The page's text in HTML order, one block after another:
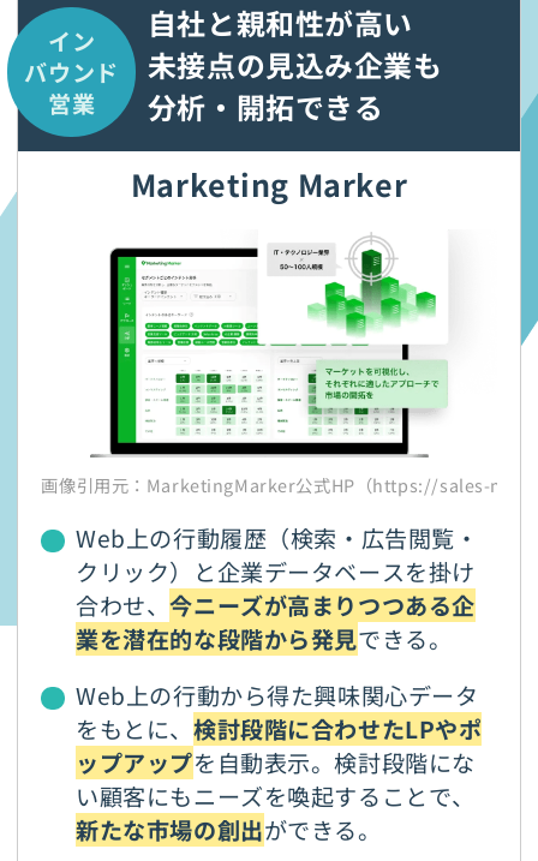
イン
バウンド
営業
自社と親和性が高い
未接点の見込み企業も
分析・開拓できる
Marketing Marker
画像引用元：MarketingMarker公式HP（https://sales-
Web上の行動履歴（検索・広告閲覧・
クリック）と企業データベースを掛け
合わせ、今ニーズが高まりつつある企
業を潜在的な段階から発見できる。
Web上の行動から得た興味関心データ
をもとに、 検討段階に合わせたLPやポ
ップアップを自動表示。検討段階にな
い顧客にもニーズを喚起することで、
新たな市場の創出ができる。